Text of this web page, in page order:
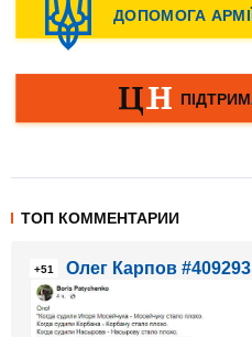
ТОП КОММЕНТАРИИ
+51 Олег Карпов #409293